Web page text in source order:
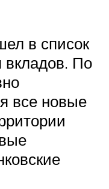
в список
вкладов. По
все новые